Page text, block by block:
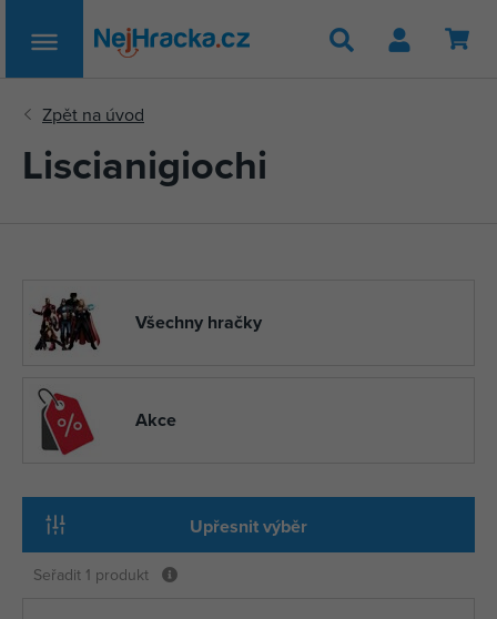
Hledat
Liscianigiochi
Všechny hračky
Akce
Upřesnit výběr
Seřadit 1 produkt